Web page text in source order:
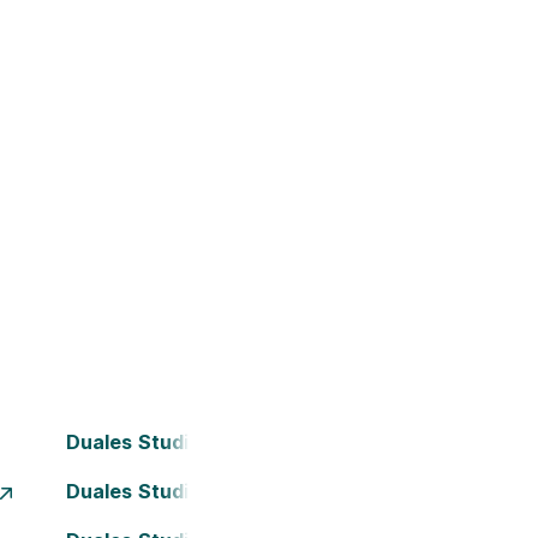
Duales Studium Bielefeld
Duales Studium Dortmund